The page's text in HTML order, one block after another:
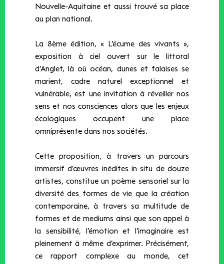
Nouvelle-Aquitaine et aussi trouvé sa place
au plan national.
La 8ème édition, « L’écume des vivants »,
exposition à ciel ouvert sur le littoral
d’Anglet, là où océan, dunes et falaises se
marient, cadre naturel exceptionnel et
vulnérable, est une invitation à réveiller nos
sens et nos consciences alors que les enjeux
écologiques occupent une place
omniprésente dans nos sociétés.
Cette proposition, à travers un parcours
immersif d’œuvres inédites in situ de douze
artistes, constitue un poème sensoriel sur la
diversité des formes de vie que la création
contemporaine, à travers sa multitude de
formes et de mediums ainsi que son appel à
la sensibilité, l’émotion et l’imaginaire est
pleinement à même d’exprimer. Précisément,
ce rapport complexe au monde, cet